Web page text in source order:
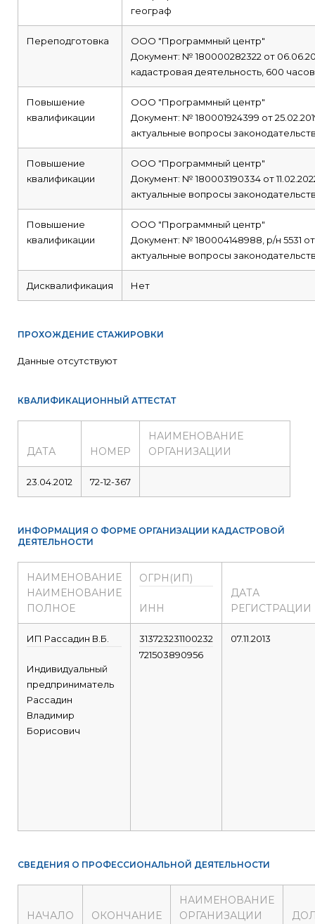
географ
Переподготовка
ООО "Программный центр"
Документ: № 180000282322 от
кадастровая деятельность, 600 часов
Повышение
квалификации
ООО "Программный центр"
Документ: № 180001924399 от
актуальные вопросы
Повышение
квалификации
ООО "Программный центр"
Документ: № 180003190334 от
актуальные вопросы
Повышение
квалификации
ООО "Программный центр"
Документ: № 180004148988, р/н 5531
актуальные вопросы
Дисквалификация Нет
ПРОХОЖДЕНИЕ СТАЖИРОВКИ
Данные отсутствуют
КВАЛИФИКАЦИОННЫЙ АТТЕСТАТ
ДАТА НОМЕР
НАИМЕНОВАНИЕ
ОРГАНИЗАЦИИ
23.04.2012 72-12-367
ИНФОРМАЦИЯ О ФОРМЕ ОРГАНИЗАЦИИ КАДАСТРОВОЙ
ДЕЯТЕЛЬНОСТИ
НАИМЕНОВАНИЕ
НАИМЕНОВАНИЕ
ПОЛНОЕ
ОГРН(ИП)
ИНН
ДАТА
РЕГИСТРАЦИИ
ИП Рассадин В.Б.
Индивидуальный
предприниматель
Рассадин
Владимир
Борисович
313723231100232
721503890956
07.11.2013
СВЕДЕНИЯ О ПРОФЕССИОНАЛЬНОЙ ДЕЯТЕЛЬНОСТИ
НАЧАЛО ОКОНЧАНИЕ
НАИМЕНОВАНИЕ
ОРГАНИЗАЦИИ